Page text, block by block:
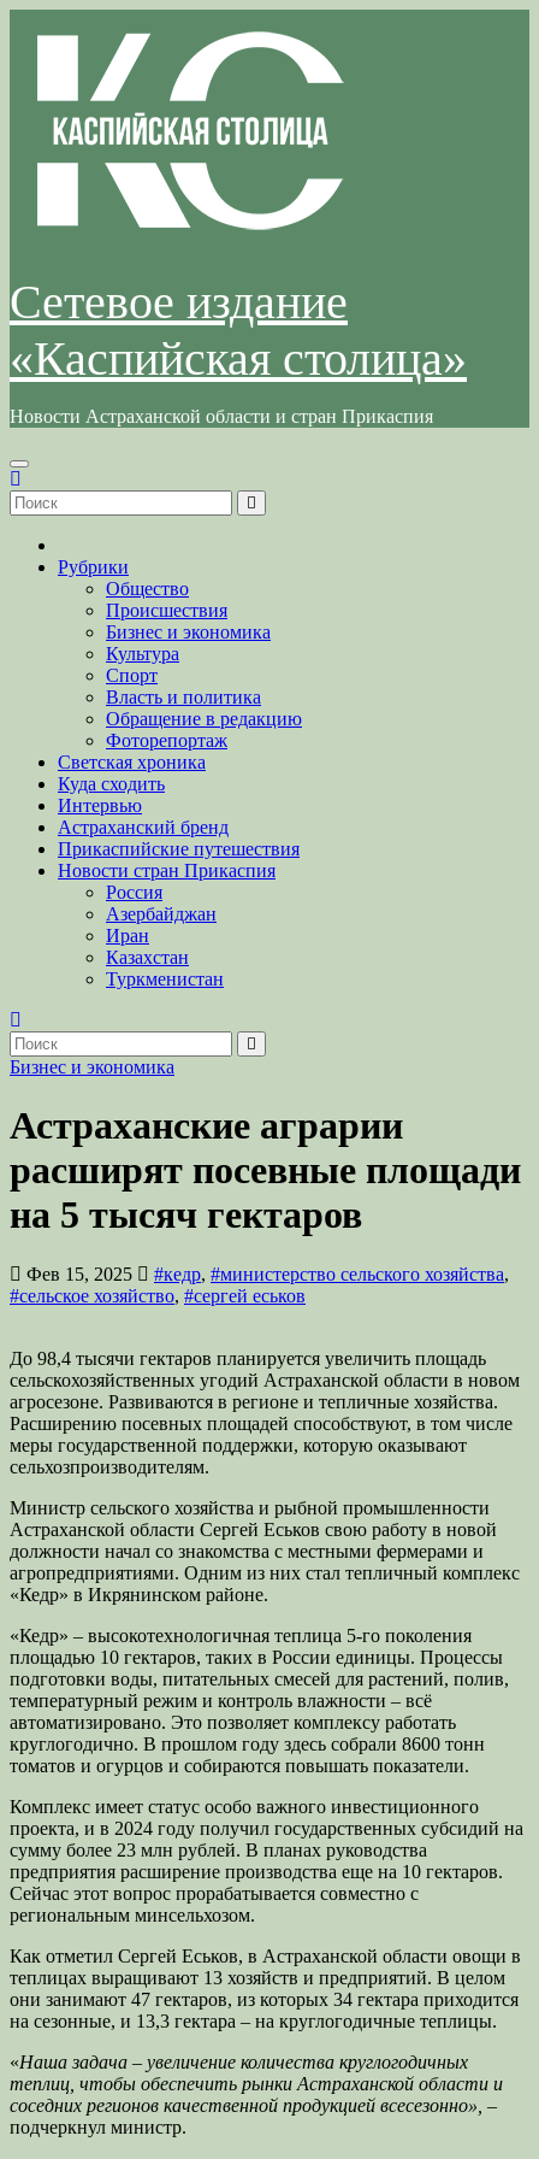
содержимому
Сетевое издание
«Каспийская столица»
Новости Астраханской области и стран Прикаспия
Рубрики
Общество
Происшествия
Бизнес и экономика
Культура
Спорт
Власть и политика
Обращение в редакцию
Фоторепортаж
Светская хроника
Куда сходить
Интервью
Астраханский бренд
Прикаспийские путешествия
Новости стран Прикаспия
Россия
Азербайджан
Иран
Казахстан
Туркменистан
Бизнес и экономика
Астраханские аграрии
расширят посевные площади
на 5 тысяч гектаров
Фев 15, 2025 #кедр, #министерство сельского хозяйства,
#сельское хозяйство, #сергей еськов
До 98,4 тысячи гектаров планируется увеличить площадь
сельскохозяйственных угодий Астраханской области в новом
агросезоне. Развиваются в регионе и тепличные хозяйства.
Расширению посевных площадей способствуют, в том числе
меры государственной поддержки, которую оказывают
сельхозпроизводителям.
Министр сельского хозяйства и рыбной промышленности
Астраханской области Сергей Еськов свою работу в новой
должности начал со знакомства с местными фермерами и
агропредприятиями. Одним из них стал тепличный комплекс
«Кедр» в Икрянинском районе.
«Кедр» – высокотехнологичная теплица 5-го поколения
площадью 10 гектаров, таких в России единицы. Процессы
подготовки воды, питательных смесей для растений, полив,
температурный режим и контроль влажности – всё
автоматизировано. Это позволяет комплексу работать
круглогодично. В прошлом году здесь собрали 8600 тонн
томатов и огурцов и собираются повышать показатели.
Комплекс имеет статус особо важного инвестиционного
проекта, и в 2024 году получил государственных субсидий на
сумму более 23 млн рублей. В планах руководства
предприятия расширение производства еще на 10 гектаров.
Сейчас этот вопрос прорабатывается совместно с
региональным минсельхозом.
Как отметил Сергей Еськов, в Астраханской области овощи в
теплицах выращивают 13 хозяйств и предприятий. В целом
они занимают 47 гектаров, из которых 34 гектара приходится
на сезонные, и 13,3 гектара – на круглогодичные теплицы.
«Наша задача – увеличение количества круглогодичных
теплиц, чтобы обеспечить рынки Астраханской области и
соседних регионов качественной продукцией всесезонно», –
подчеркнул министр.